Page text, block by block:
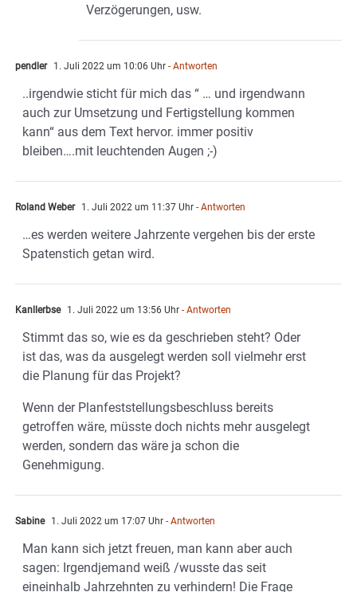
Verzögerungen, usw.
pendler 1. Juli 2022 um 10:06 Uhr - Antworten
..irgendwie sticht für mich das “ … und irgendwann
auch zur Umsetzung und Fertigstellung kommen
kann“ aus dem Text hervor. immer positiv
bleiben….mit leuchtenden Augen ;-)
Roland Weber 1. Juli 2022 um 11:37 Uhr - Antworten
…es werden weitere Jahrzente vergehen bis der erste
Spatenstich getan wird.
Kanllerbse 1. Juli 2022 um 13:56 Uhr - Antworten
Stimmt das so, wie es da geschrieben steht? Oder
ist das, was da ausgelegt werden soll vielmehr erst
die Planung für das Projekt?
Wenn der Planfeststellungsbeschluss bereits
getroffen wäre, müsste doch nichts mehr ausgelegt
werden, sondern das wäre ja schon die
Genehmigung.
Sabine 1. Juli 2022 um 17:07 Uhr - Antworten
Man kann sich jetzt freuen, man kann aber auch
sagen: Irgendjemand weiß /wusste das seit
eineinhalb Jahrzehnten zu verhindern! Die Frage